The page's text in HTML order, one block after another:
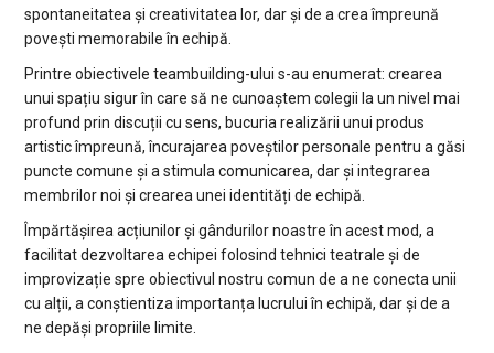
spontaneitatea și creativitatea lor, dar și de a crea împreună
povești memorabile în echipă.
Printre obiectivele teambuilding-ului s-au enumerat: crearea
unui spațiu sigur în care să ne cunoaștem colegii la un nivel mai
profund prin discuții cu sens, bucuria realizării unui produs
artistic împreună, încurajarea poveștilor personale pentru a găsi
puncte comune și a stimula comunicarea, dar și integrarea
membrilor noi și crearea unei identități de echipă.
Împărtășirea acțiunilor și gândurilor noastre în acest mod, a
facilitat dezvoltarea echipei folosind tehnici teatrale și de
improvizație spre obiectivul nostru comun de a ne conecta unii
cu alții, a conștientiza importanța lucrului în echipă, dar și de a
ne depăși propriile limite.